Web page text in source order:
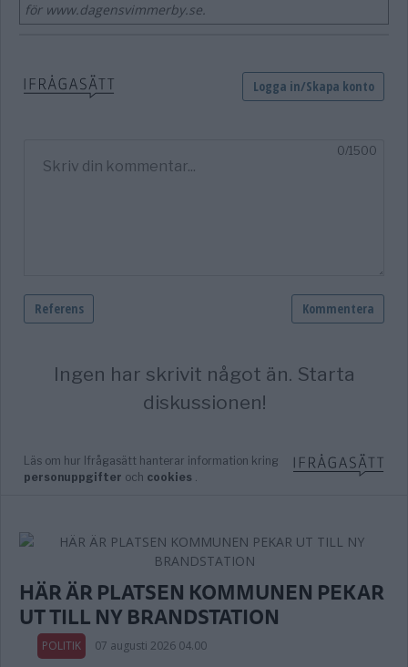
för www.dagensvimmerby.se.
HÄR ÄR PLATSEN KOMMUNEN PEKAR
UT TILL NY BRANDSTATION
POLITIK 07 augusti 2026 04.00